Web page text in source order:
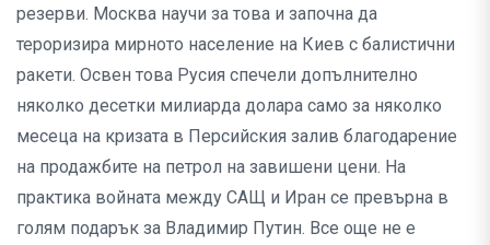
резерви. Москва научи за това и започна да
тероризира мирното население на Киев с балистични
ракети. Освен това Русия спечели допълнително
няколко десетки милиарда долара само за няколко
месеца на кризата в Персийския залив благодарение
на продажбите на петрол на завишени цени. На
практика войната между САЩ и Иран се превърна в
голям подарък за Владимир Путин. Все още не е